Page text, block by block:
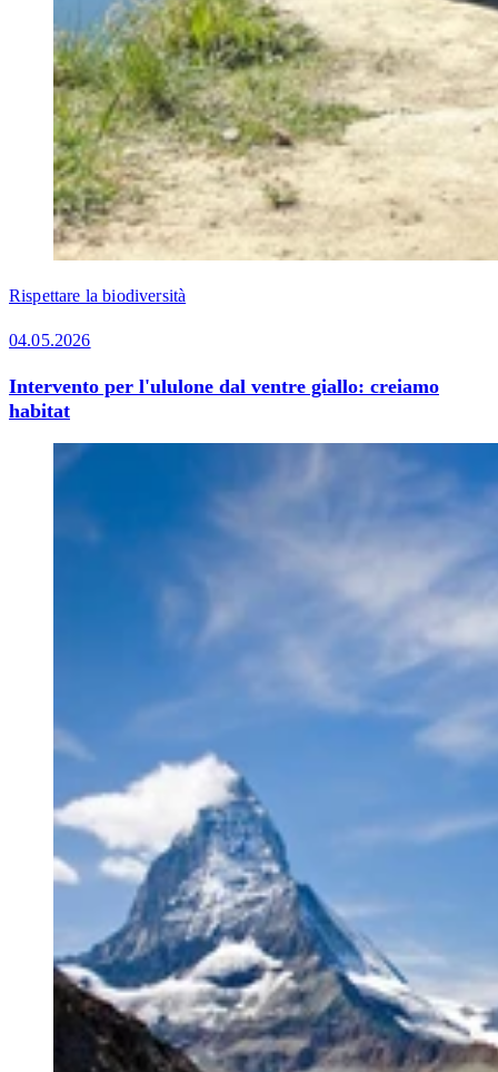
Rispettare la biodiversità
04.05.2026
Intervento per l'ululone dal ventre giallo: creiamo
habitat